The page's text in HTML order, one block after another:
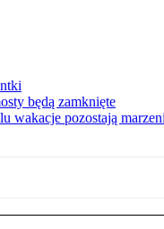
będą zamknięte
wakacje pozostają